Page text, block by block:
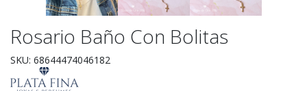
Rosario Baño Con Bolitas
SKU: 68644474046182